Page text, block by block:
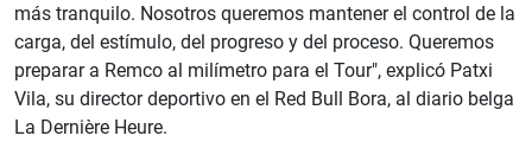
más tranquilo. Nosotros queremos mantener el control de la
carga, del estímulo, del progreso y del proceso. Queremos
preparar a Remco al milímetro para el Tour", explicó Patxi
Vila, su director deportivo en el Red Bull Bora, al diario belga
La Dernière Heure.